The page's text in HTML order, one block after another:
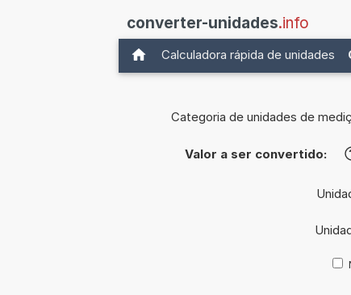
converter-unidades.info
Calculadora rápida de unidades
Categoria de unidades de
Valor a ser convertido: